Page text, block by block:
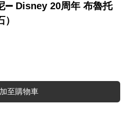
➖ Disney 20周年 布魯托
加至購物車